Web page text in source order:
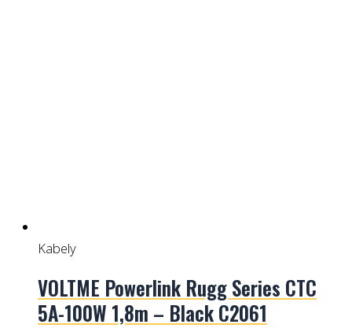
Kabely
VOLTME Powerlink Rugg Series CTC
5A-100W 1,8m – Black C2061